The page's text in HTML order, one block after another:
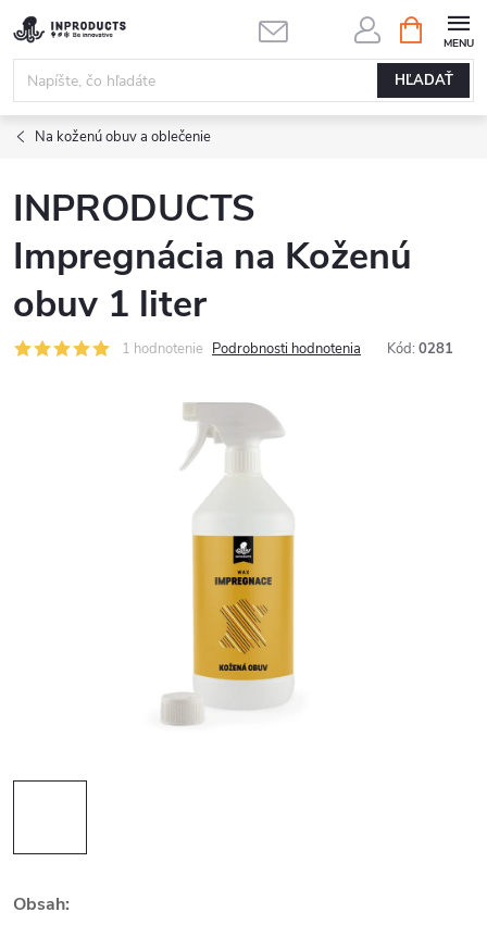
Prejsť
na
obsah
HĽADAŤ
KOŠÍK
Na koženú obuv a oblečenie
INPRODUCTS
Impregnácia na Koženú
obuv 1 liter
1 hodnotenie Podrobnosti hodnotenia Kód: 0281
Obsah: